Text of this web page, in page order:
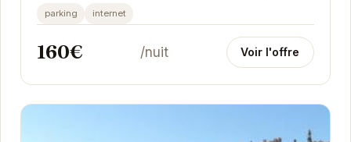
d'accueil de 6 personnes, cet hébergement est...
parking internet
160€ /nuit Voir l'offre